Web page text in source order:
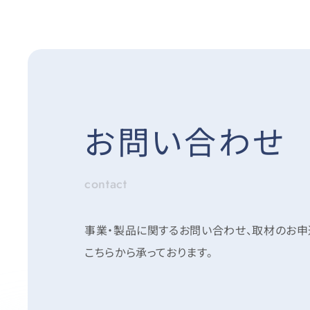
お問い合わせ
contact
事業・製品に関するお問い合わせ、取材のお
こちらから承っております。